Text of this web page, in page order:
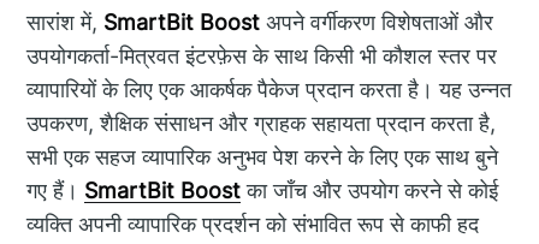
सारांश में, SmartBit Boost अपने वर्गीकरण विशेषताओं और
उपयोगकर्ता-मित्रवत इंटरफ़ेस के साथ किसी भी कौशल स्तर पर
व्यापारियों के लिए एक आकर्षक पैकेज प्रदान करता है। यह उन्नत
उपकरण, शैक्षिक संसाधन और ग्राहक सहायता प्रदान करता है,
सभी एक सहज व्यापारिक अनुभव पेश करने के लिए एक साथ बुने
गए हैं। SmartBit Boostका जाँच और उपयोग करने से कोई
व्यक्ति अपनी व्यापारिक प्रदर्शन को संभावित रूप से काफी हद